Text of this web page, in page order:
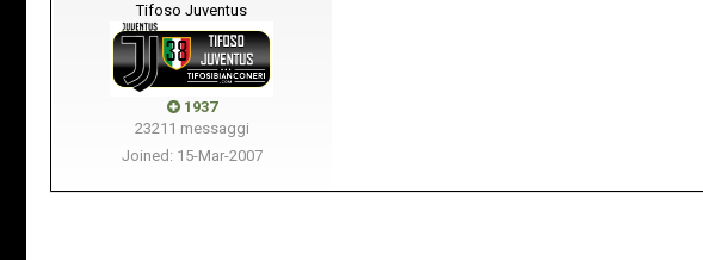
Tifoso Juventus
1937
23211 messaggi
Joined: 15-Mar-2007